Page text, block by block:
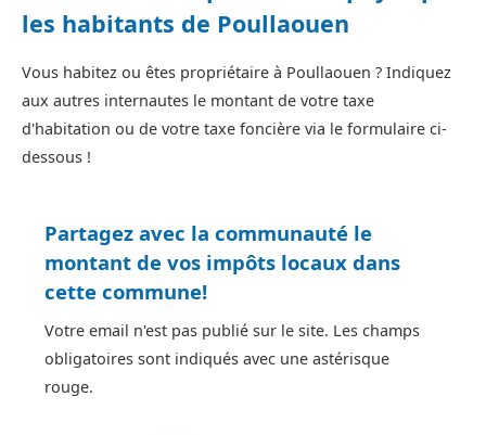
les habitants de Poullaouen
Vous habitez ou êtes propriétaire à Poullaouen ? Indiquez
aux autres internautes le montant de votre taxe
d'habitation ou de votre taxe foncière via le formulaire ci-
dessous !
Partagez avec la communauté le
montant de vos impôts locaux dans
cette commune!
Votre email n'est pas publié sur le site. Les champs
obligatoires sont indiqués avec une astérisque
rouge.